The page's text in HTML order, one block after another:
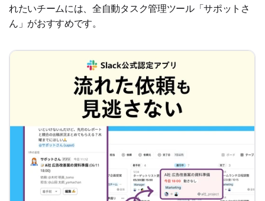
れたいチームには、全自動タスク管理ツール「サポットさ
ん」がおすすめです。